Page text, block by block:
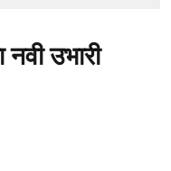
उभारी